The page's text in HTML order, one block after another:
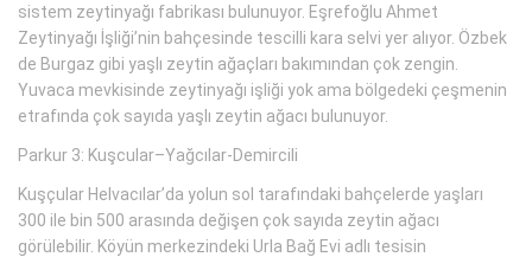
sistem zeytinyağı fabrikası bulunuyor. Eşrefoğlu Ahmet
Zeytinyağı İşliği’nin bahçesinde tescilli kara selvi yer alıyor. Özbek
de Burgaz gibi yaşlı zeytin ağaçları bakımından çok zengin.
Yuvaca mevkisinde zeytinyağı işliği yok ama bölgedeki çeşmenin
etrafında çok sayıda yaşlı zeytin ağacı bulunuyor.
Parkur 3: Kuşcular–Yağcılar-Demircili
Kuşçular Helvacılar’da yolun sol tarafındaki bahçelerde yaşları
300 ile bin 500 arasında değişen çok sayıda zeytin ağacı
görülebilir. Köyün merkezindeki Urla Bağ Evi adlı tesisin